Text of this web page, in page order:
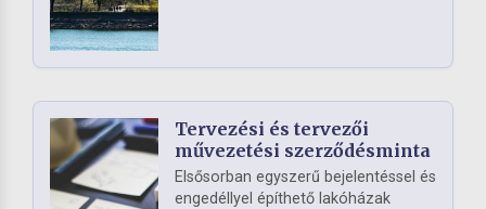
Tervezési és tervezői
művezetési szerződésminta
Elsősorban egyszerű bejelentéssel és
engedéllyel építhető lakóházak